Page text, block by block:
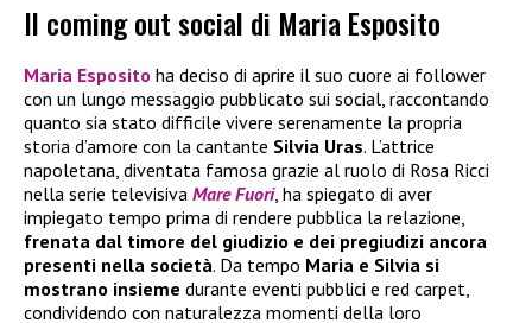
Il coming out social di Maria Esposito
Maria Esposito ha deciso di aprire il suo cuore ai follower
con un lungo messaggio pubblicato sui social, raccontando
quanto sia stato difficile vivere serenamente la propria
storia d’amore con la cantante Silvia Uras. L’attrice
napoletana, diventata famosa grazie al ruolo di Rosa Ricci
nella serie televisiva Mare Fuori, ha spiegato di aver
impiegato tempo prima di rendere pubblica la relazione,
frenata dal timore del giudizio e dei pregiudizi ancora
presenti nella società. Da tempo Maria e Silvia si
mostrano insieme durante eventi pubblici e red carpet,
condividendo con naturalezza momenti della loro